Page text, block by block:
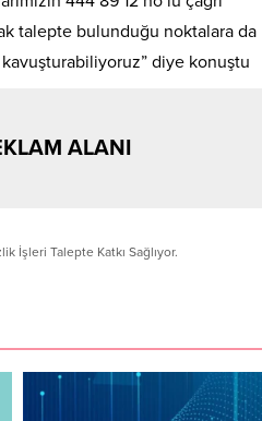
talepte bulunduğu noktalara da
diye konuştu
ALANI
İşleri Talepte Katkı Sağlıyor.